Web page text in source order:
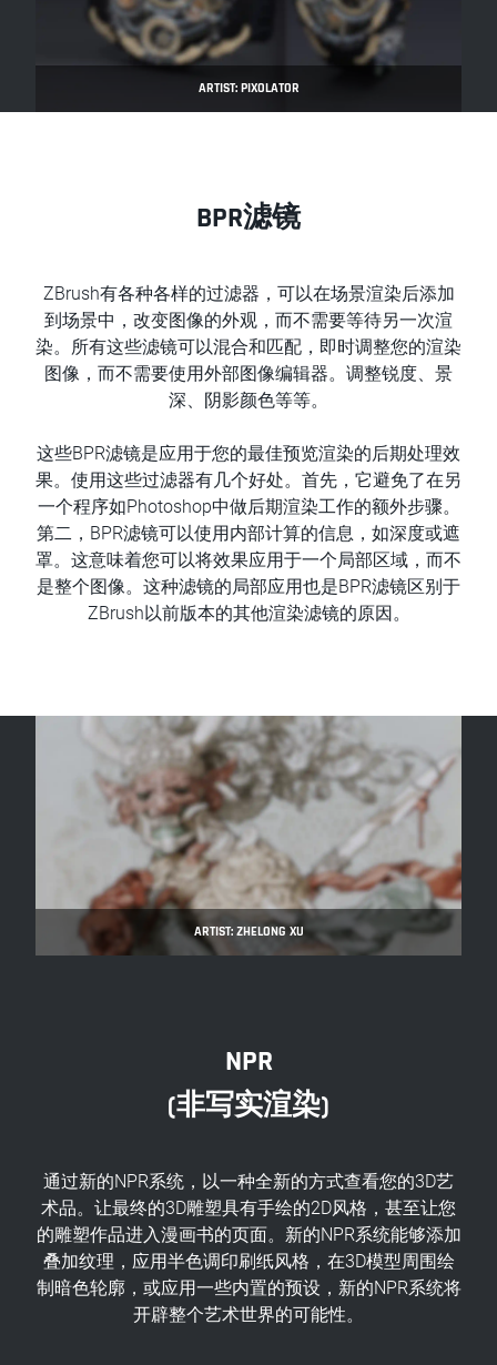
ARTIST: PIXOLATOR
BPR滤镜
ZBrush有各种各样的过滤器，可以在场景渲染后添加
到场景中，改变图像的外观，而不需要等待另一次渲
染。所有这些滤镜可以混合和匹配，即时调整您的渲染
图像，而不需要使用外部图像编辑器。调整锐度、景
深、阴影颜色等等。
这些BPR滤镜是应用于您的最佳预览渲染的后期处理效
果。使用这些过滤器有几个好处。首先，它避免了在另
一个程序如Photoshop中做后期渲染工作的额外步骤。
第二，BPR滤镜可以使用内部计算的信息，如深度或遮
罩。这意味着您可以将效果应用于一个局部区域，而不
是整个图像。这种滤镜的局部应用也是BPR滤镜区别于
ZBrush以前版本的其他渲染滤镜的原因。
ARTIST: ZHELONG XU
NPR
(非写实渲染)
通过新的NPR系统，以一种全新的方式查看您的3D艺
术品。让最终的3D雕塑具有手绘的2D风格，甚至让您
的雕塑作品进入漫画书的页面。新的NPR系统能够添加
叠加纹理，应用半色调印刷纸风格，在3D模型周围绘
制暗色轮廓，或应用一些内置的预设，新的NPR系统将
开辟整个艺术世界的可能性。